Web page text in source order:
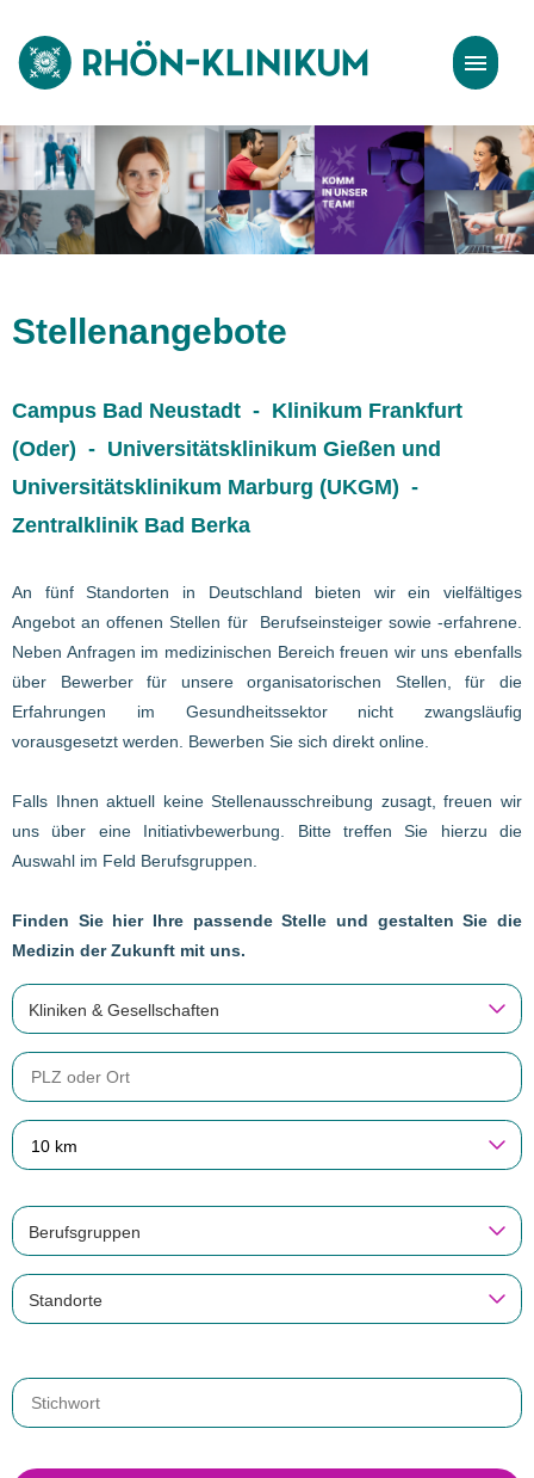
Stellenangebote
Bewerbungstipps
Stellenangebote
Campus Bad Neustadt - Klinikum Frankfurt
(Oder) - Universitätsklinikum Gießen und
Universitätsklinikum Marburg (UKGM) -
Zentralklinik Bad Berka
An fünf Standorten in Deutschland bieten wir ein vielfältiges
Angebot an offenen Stellen für Berufseinsteiger sowie -erfahrene.
Neben Anfragen im medizinischen Bereich freuen wir uns ebenfalls
über Bewerber für unsere organisatorischen Stellen, für die
Erfahrungen im Gesundheitssektor nicht zwangsläufig
vorausgesetzt werden. Bewerben Sie sich direkt online.
Falls Ihnen aktuell keine Stellenausschreibung zusagt, freuen wir
uns über eine Initiativbewerbung. Bitte treffen Sie hierzu die
Auswahl im Feld Berufsgruppen.
Finden Sie hier Ihre passende Stelle und gestalten Sie die
Medizin der Zukunft mit uns.
Kliniken & Gesellschaften
10 km
Berufsgruppen
Standorte